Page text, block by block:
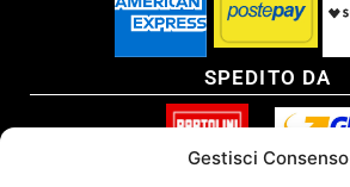
Gestisci Consenso
SPEDITO DA